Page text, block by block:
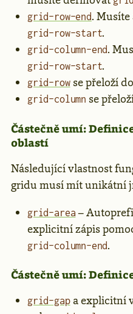
grid-row-end.
grid-row-start.
grid-column-end.
grid-row-start.
grid-rowse přeloží do
grid-column se
Částečně umí:
oblastí
Následující vlastnost
gridu musí mít unikátní
grid-area –
explicitní zápis
grid-column-end.
Částečně umí:
grid-gapa explicitní